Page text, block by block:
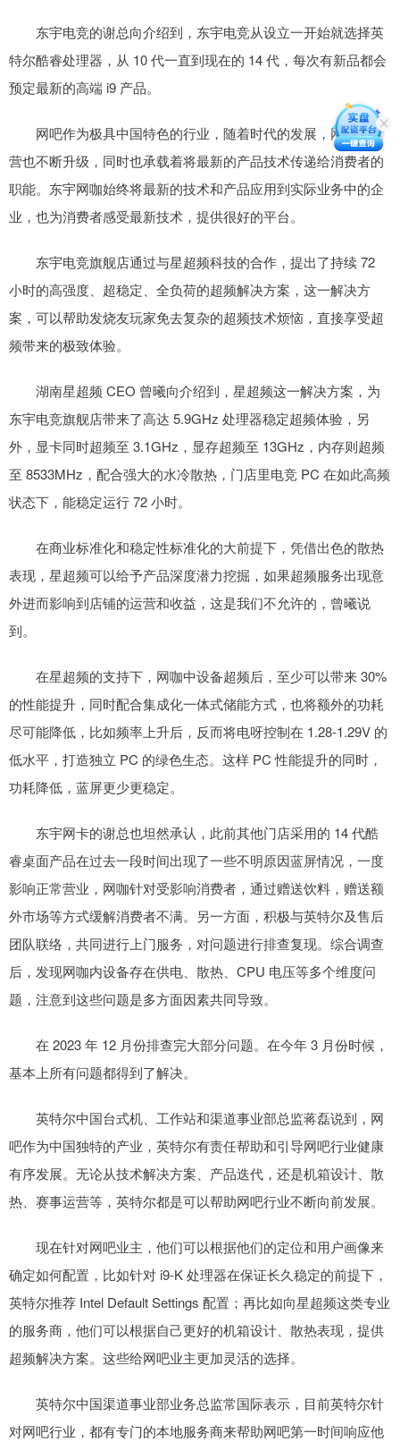
东宇电竞的谢总向介绍到，东宇电竞从设立一开始就选择英
特尔酷睿处理器，从 10 代一直到现在的 14 代，每次有新品都会
预定最新的高端 i9 产品。
网吧作为极具中国特色的行业，随着时代的发展，网吧的运
营也不断升级，同时也承载着将最新的产品技术传递给消费者的
职能。东宇网咖始终将最新的技术和产品应用到实际业务中的企
业，也为消费者感受最新技术，提供很好的平台。
东宇电竞旗舰店通过与星超频科技的合作，提出了持续 72
小时的高强度、超稳定、全负荷的超频解决方案，这一解决方
案，可以帮助发烧友玩家免去复杂的超频技术烦恼，直接享受超
频带来的极致体验。
湖南星超频 CEO 曾曦向介绍到，星超频这一解决方案，为
东宇电竞旗舰店带来了高达 5.9GHz 处理器稳定超频体验，另
外，显卡同时超频至 3.1GHz，显存超频至 13GHz，内存则超频
至 8533MHz，配合强大的水冷散热，门店里电竞 PC 在如此高频
状态下，能稳定运行 72 小时。
在商业标准化和稳定性标准化的大前提下，凭借出色的散热
表现，星超频可以给予产品深度潜力挖掘，如果超频服务出现意
外进而影响到店铺的运营和收益，这是我们不允许的，曾曦说
到。
在星超频的支持下，网咖中设备超频后，至少可以带来 30%
的性能提升，同时配合集成化一体式储能方式，也将额外的功耗
尽可能降低，比如频率上升后，反而将电呀控制在 1.28-1.29V 的
低水平，打造独立 PC 的绿色生态。这样 PC 性能提升的同时，
功耗降低，蓝屏更少更稳定。
东宇网卡的谢总也坦然承认，此前其他门店采用的 14 代酷
睿桌面产品在过去一段时间出现了一些不明原因蓝屏情况，一度
影响正常营业，网咖针对受影响消费者，通过赠送饮料，赠送额
外市场等方式缓解消费者不满。另一方面，积极与英特尔及售后
团队联络，共同进行上门服务，对问题进行排查复现。综合调查
后，发现网咖内设备存在供电、散热、CPU 电压等多个维度问
题，注意到这些问题是多方面因素共同导致。
在 2023 年 12 月份排查完大部分问题。在今年 3 月份时候，
基本上所有问题都得到了解决。
英特尔中国台式机、工作站和渠道事业部总监蒋磊说到，网
吧作为中国独特的产业，英特尔有责任帮助和引导网吧行业健康
有序发展。无论从技术解决方案、产品迭代，还是机箱设计、散
热、赛事运营等，英特尔都是可以帮助网吧行业不断向前发展。
现在针对网吧业主，他们可以根据他们的定位和用户画像来
确定如何配置，比如针对 i9-K 处理器在保证长久稳定的前提下，
英特尔推荐 Intel Default Settings 配置；再比如向星超频这类专业
的服务商，他们可以根据自己更好的机箱设计、散热表现，提供
超频解决方案。这些给网吧业主更加灵活的选择。
英特尔中国渠道事业部业务总监常国际表示，目前英特尔针
对网吧行业，都有专门的本地服务商来帮助网吧第一时间响应他